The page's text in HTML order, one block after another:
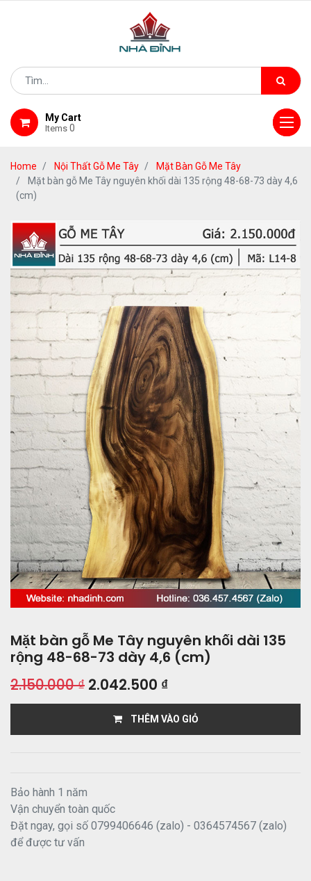
My Cart
Items 0
Home Nội Thất Gỗ Me Tây
Mặt Bàn Gỗ Me Tây
Mặt bàn gỗ Me Tây nguyên khối dài 135 rộng 48-68-73 dày 4,6
(cm)
Mặt bàn gỗ Me Tây nguyên khối dài 135
rộng 48-68-73 dày 4,6 (cm)
2.150.000₫ 2.042.500 ₫
THÊM VÀO GIỎ
Bảo hành 1 năm
Vận chuyển toàn quốc
Đặt ngay, gọi số 0799406646 (zalo) - 0364574567 (zalo)
để được tư vấn